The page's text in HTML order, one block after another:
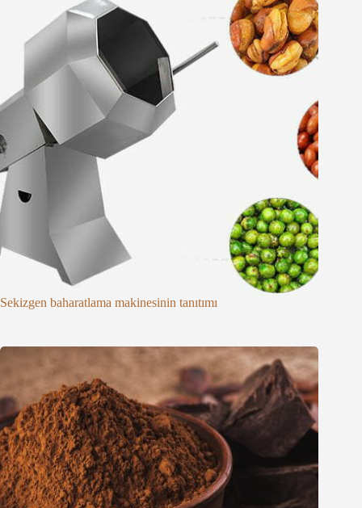
Sekizgen baharatlama makinesinin tanıtımı